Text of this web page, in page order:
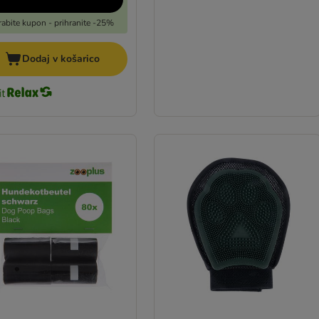
kupon - prihranite -25%
Dodaj v košarico